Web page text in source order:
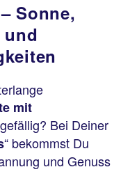
Sonne,
mit
gefällig? Bei Deiner
“ bekommst Du
und Genuss